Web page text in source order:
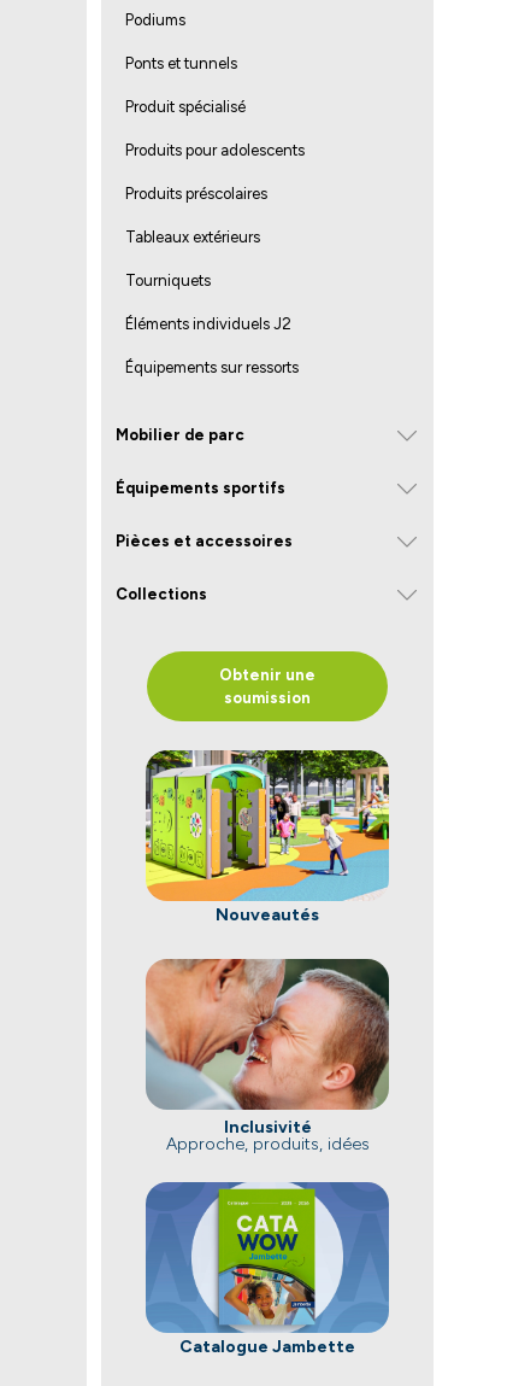
Podiums
Ponts et tunnels
Produit spécialisé
Produits pour adolescents
Produits préscolaires
Tableaux extérieurs
Tourniquets
Éléments individuels J2
Équipements sur ressorts
Mobilier de parc
Équipements sportifs
Pièces et accessoires
Collections
Obtenir une
soumission
Nouveautés
Inclusivité
Approche, produits, idées
Catalogue Jambette